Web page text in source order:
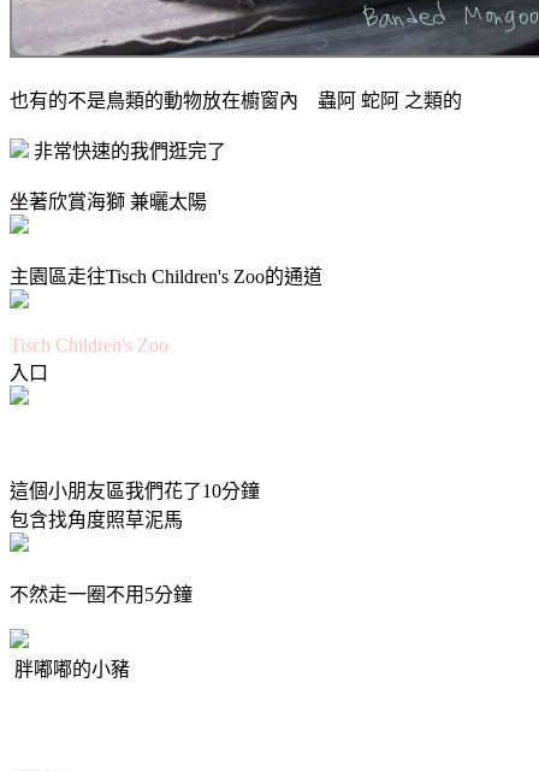
也有的不是鳥類的動物放在櫥窗內 蟲阿 蛇阿 之類的
非常快速的我們逛完了
坐著欣賞海獅 兼曬太陽
主園區走往Tisch Children's Zoo的通道
Tisch Children's Zoo
入口
這個小朋友區我們花了10分鐘
包含找角度照草泥馬
不然走一圈不用5分鐘
胖嘟嘟的小豬